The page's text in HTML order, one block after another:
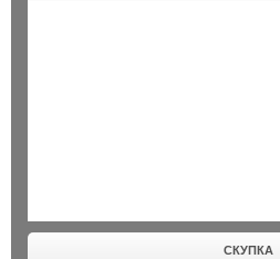
СКУПКА